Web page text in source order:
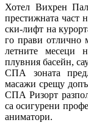
Хотел Вихрен
престижната част
ски-лифт на
го прави отлично
летните месеци
плувния басейн,
СПА зоната
масажи срещу
СПА Ризорт
са осигурени
аниматори.